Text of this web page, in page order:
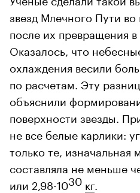
звезд Млечного Пути
после их превращения в
Оказалось, что
охлаждения весили
по расчетам. Эту
объяснили
поверхности звезды.
не все белые карлики:
только те, изначальная
составляла не меньше
или 2,98⋅1030 кг.